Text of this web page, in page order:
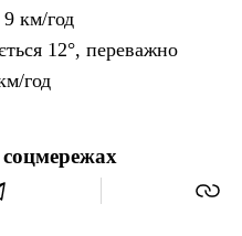
км/год
12°, переважно
год